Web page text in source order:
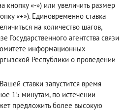
кнопку «-») или увеличить размер
«+»). Единовременно ставка
на количество шагов,
Государственного агентства связи
информационных
Республики о проведении
ставки запустится время
15 минутам, по истечении
предложить более высокую